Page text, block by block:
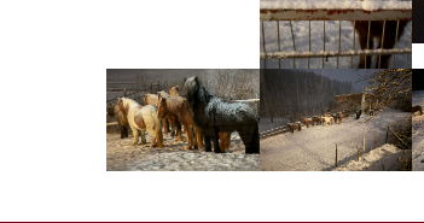
Show larger versionShow larger version